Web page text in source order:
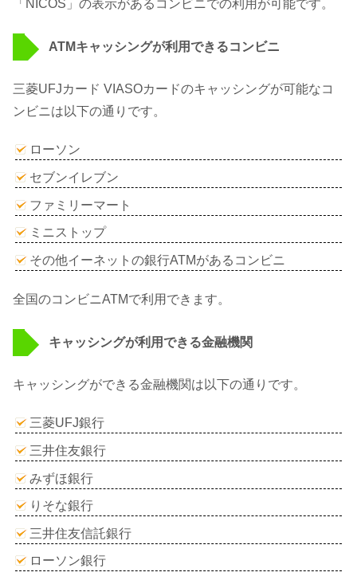
「NICOS」の表示があるコンビニでの利用が可能です。
ATMキャッシングが利用できるコンビニ
三菱UFJカード VIASOカードのキャッシングが可能なコ
ンビニは以下の通りです。
ローソン
セブンイレブン
ファミリーマート
ミニストップ
その他イーネットの銀行ATMがあるコンビニ
全国のコンビニATMで利用できます。
キャッシングが利用できる金融機関
キャッシングができる金融機関は以下の通りです。
三菱UFJ銀行
三井住友銀行
みずほ銀行
りそな銀行
三井住友信託銀行
ローソン銀行